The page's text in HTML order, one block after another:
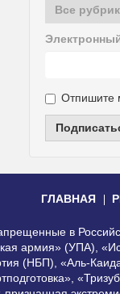
Отпишите
ГЛАВНАЯ
в
армия» (УПА),
(НБП), «Аль-